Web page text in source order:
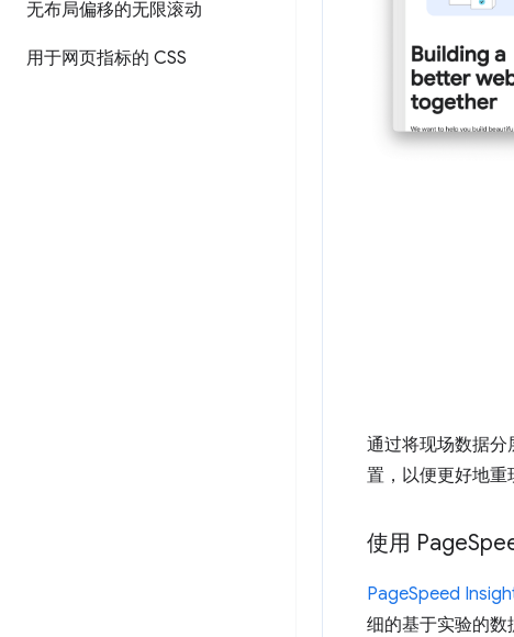
无布局偏移的无限滚动
用于网页指标的 CSS
通过将现场数据分
置，以便更好地重
使用 Page
PageSpeed
细的基于实验的数